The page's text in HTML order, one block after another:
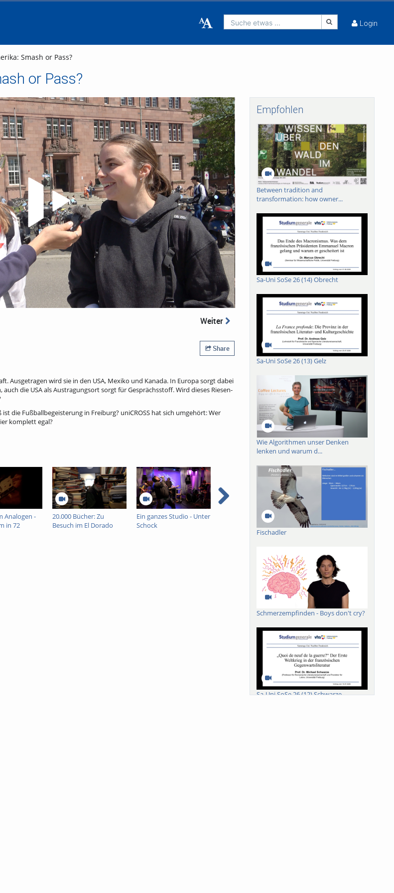
Suche etwas ... Login
Smash or Pass?
or Pass?
Video abspielen
Weiter
Share
Ausgetragen wird sie in den USA, Mexiko und Kanada. In Europa sorgt dabei
die USA als Austragungsort sorgt für Gesprächsstoff. Wird dieses Riesen-
die Fußballbegeisterung in Freiburg? uniCROSS hat sich umgehört: Wer
komplett egal?
Analogen -
in 72
20.000 Bücher: Zu
Besuch im El Dorado
Ein ganzes Studio - Unter
Schock
Ein ganzes Studio - Unter
Sommer, Sonne,
Freiburg
Empfohlen
Between tradition and
transformation: how owner...
Sa-Uni SoSe 26 (14) Obrecht
Sa-Uni SoSe 26 (13) Gelz
Wie Algorithmen unser Denken
lenken und warum d...
Fischadler
Schmerzempfinden - Boys don't cry?
Sa-Uni SoSe 26 (12) Schwarze